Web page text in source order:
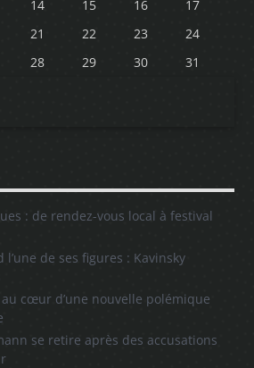
14 15 16
17
21 22 23
24
28 29 30 31
: de rendez-vous local à festival
l’une de ses figures : Kavinsky
cœur d’une nouvelle polémique
se retire après des accusations